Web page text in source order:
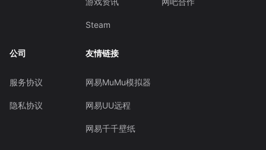
Steam
公司
服务协议
隐私协议
友情链接
网易MuMu模拟器
网易UU远程
网易千千壁纸